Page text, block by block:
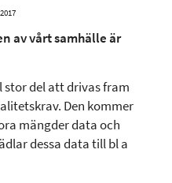
av vårt samhälle är
del att drivas fram
Den kommer
mängder data och
dessa data till bl a